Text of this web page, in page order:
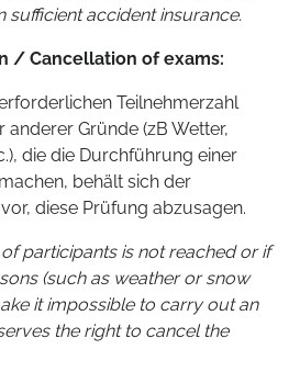
sufficient accident insurance.
/ Cancellation of exams:
Teilnehmerzahl
Gründe (zB Wetter,
die die Durchführung einer
behält sich der
diese Prüfung abzusagen.
participants is not reached or if
(such as weather or snow
it impossible to carry out an
the right to cancel the